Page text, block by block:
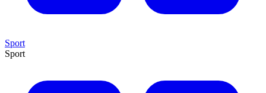
Sport
Sport